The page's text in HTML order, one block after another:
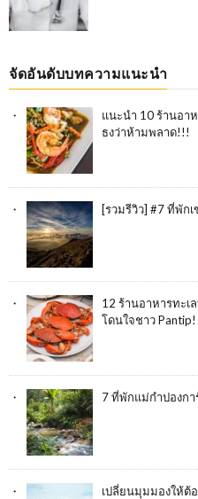
จัดอันดับบทความแนะนำ
แนะนำ 10 ร้านอา
ธงว่าห้ามพลาด!!!
[รวมรีวิว] #7 ที่พัก
12 ร้านอาหารทะ
โดนใจชาว Pantip!
7 ที่พักแม่กำปองกา
เปลี่ยนมุมมองให้ต้